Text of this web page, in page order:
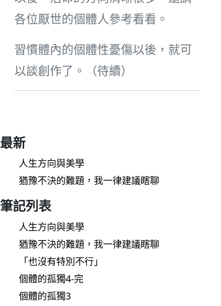
各位厭世的個體人參考看看。
習慣體內的個體性憂傷以後，就可
以談創作了。（待續）
最新
人生方向與美學
猶豫不決的難題，我一律建議瞎聊
筆記列表
人生方向與美學
猶豫不決的難題，我一律建議瞎聊
「也沒有特別不行」
個體的孤獨4-完
個體的孤獨3